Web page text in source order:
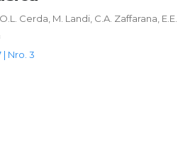
Cerda, M. Landi, C.A. Zaffarana, E.E.
| Nro. 3